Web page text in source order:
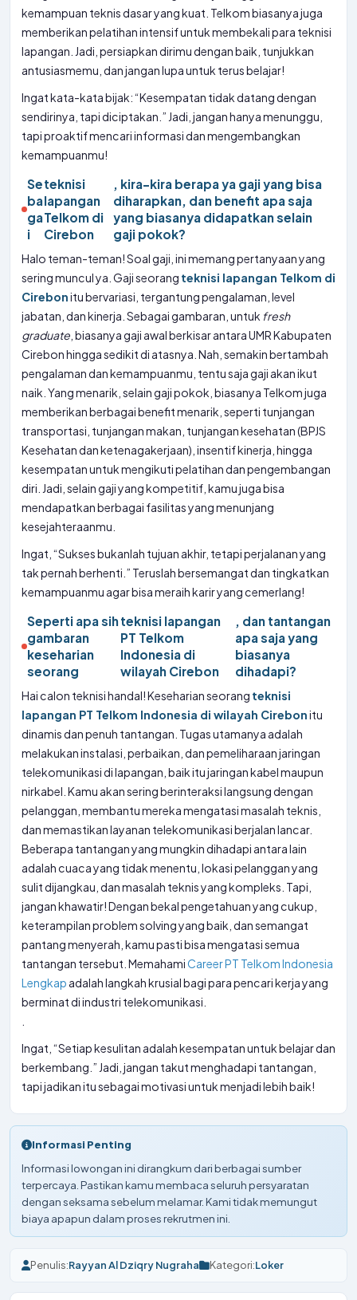
kemampuan teknis dasar yang kuat. Telkom biasanya juga
memberikan pelatihan intensif untuk membekali para teknisi
lapangan. Jadi, persiapkan dirimu dengan baik, tunjukkan
antusiasmemu, dan jangan lupa untuk terus belajar!
Ingat kata-kata bijak: “Kesempatan tidak datang dengan
sendirinya, tapi diciptakan.” Jadi, jangan hanya menunggu,
tapi proaktif mencari informasi dan mengembangkan
kemampuanmu!
Se
ba
ga
i
teknisi
lapangan
Telkom di
Cirebon
, kira-kira berapa ya gaji yang bisa
diharapkan, dan benefit apa saja
yang biasanya didapatkan selain
gaji pokok?
Halo teman-teman! Soal gaji, ini memang pertanyaan yang
sering muncul ya. Gaji seorang teknisi lapangan Telkom di
Cirebonitu bervariasi, tergantung pengalaman, level
jabatan, dan kinerja. Sebagai gambaran, untuk fresh
graduate , biasanya gaji awal berkisar antara UMR Kabupaten
Cirebon hingga sedikit di atasnya. Nah, semakin bertambah
pengalaman dan kemampuanmu, tentu saja gaji akan ikut
naik. Yang menarik, selain gaji pokok, biasanya Telkom juga
memberikan berbagai benefit menarik, seperti tunjangan
transportasi, tunjangan makan, tunjangan kesehatan (BPJS
Kesehatan dan ketenagakerjaan), insentif kinerja, hingga
kesempatan untuk mengikuti pelatihan dan pengembangan
diri. Jadi, selain gaji yang kompetitif, kamu juga bisa
mendapatkan berbagai fasilitas yang menunjang
kesejahteraanmu.
Ingat, “Sukses bukanlah tujuan akhir, tetapi perjalanan yang
tak pernah berhenti.” Teruslah bersemangat dan tingkatkan
kemampuanmu agar bisa meraih karir yang cemerlang!
Seperti apa sih
gambaran
keseharian
seorang
teknisi lapangan
PT Telkom
Indonesia di
wilayah Cirebon
, dan tantangan
apa saja yang
biasanya
dihadapi?
Hai calon teknisi handal! Keseharian seorang teknisi
lapangan PT Telkom Indonesia di wilayah Cirebonitu
dinamis dan penuh tantangan. Tugas utamanya adalah
melakukan instalasi, perbaikan, dan pemeliharaan jaringan
telekomunikasi di lapangan, baik itu jaringan kabel maupun
nirkabel. Kamu akan sering berinteraksi langsung dengan
pelanggan, membantu mereka mengatasi masalah teknis,
dan memastikan layanan telekomunikasi berjalan lancar.
Beberapa tantangan yang mungkin dihadapi antara lain
adalah cuaca yang tidak menentu, lokasi pelanggan yang
sulit dijangkau, dan masalah teknis yang kompleks. Tapi,
jangan khawatir! Dengan bekal pengetahuan yang cukup,
keterampilan problem solving yang baik, dan semangat
pantang menyerah, kamu pasti bisa mengatasi semua
tantangan tersebut. MemahamiCareer PT Telkom Indonesia
Lengkap adalah langkah krusial bagi para pencari kerja yang
berminat di industri telekomunikasi.
Ingat, “Setiap kesulitan adalah kesempatan untuk belajar dan
berkembang.” Jadi, jangan takut menghadapi tantangan,
tapi jadikan itu sebagai motivasi untuk menjadi lebih baik!
Informasi Penting
Informasi lowongan ini dirangkum dari berbagai sumber
terpercaya. Pastikan kamu membaca seluruh persyaratan
dengan seksama sebelum melamar. Kami tidak memungut
biaya apapun dalam proses rekrutmen ini.
Penulis:Rayyan Al Dziqry Nugraha Kategori:Loker